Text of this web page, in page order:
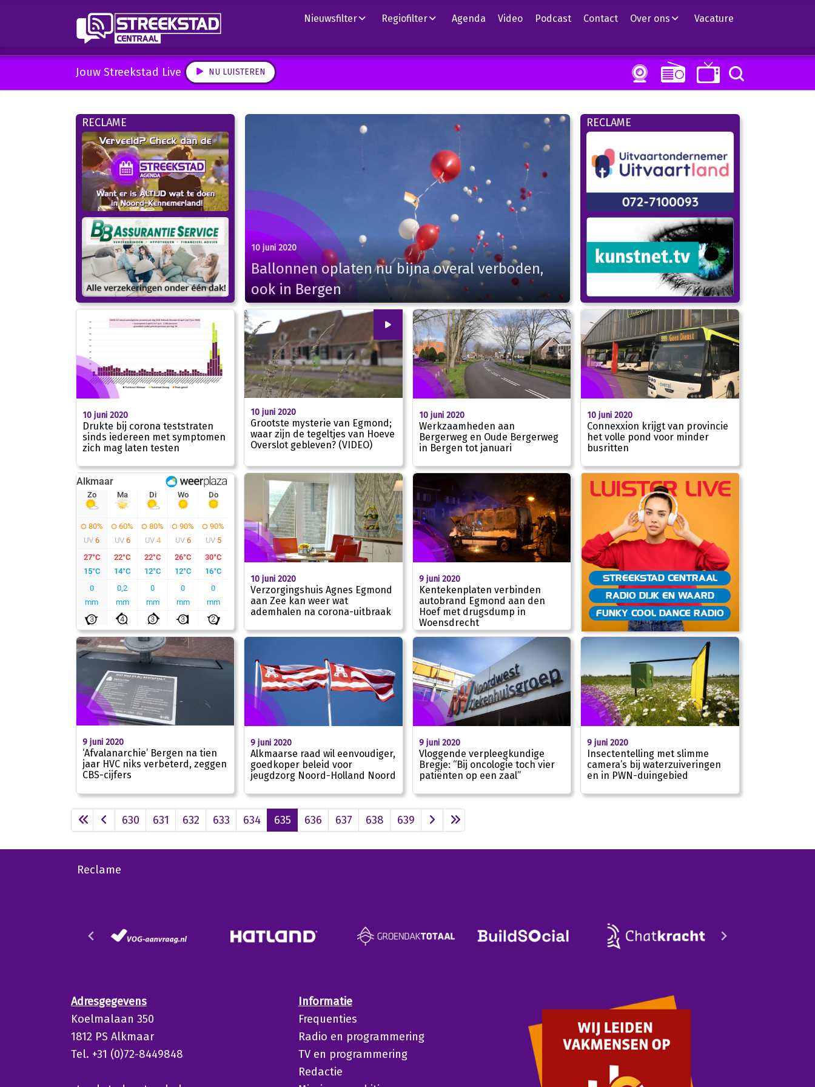
Nieuwsfilter Regiofilter Agenda Video Podcast Contact Over ons Vacature
Jouw Streekstad Live NU LUISTEREN
RECLAME
10 juni 2020
Ballonnen oplaten nu bijna overal verboden,
ook in Bergen
RECLAME
10 juni 2020
Drukte bij corona teststraten
sinds iedereen met symptomen
zich mag laten testen
10 juni 2020
Grootste mysterie van Egmond;
waar zijn de tegeltjes van Hoeve
Overslot gebleven? (VIDEO)
10 juni 2020
Werkzaamheden aan
Bergerweg en Oude Bergerweg
in Bergen tot januari
10 juni 2020
Connexxion krijgt van provincie
het volle pond voor minder
busritten
10 juni 2020
Verzorgingshuis Agnes Egmond
aan Zee kan weer wat
ademhalen na corona-uitbraak
9 juni 2020
Kentekenplaten verbinden
autobrand Egmond aan den
Hoef met drugsdump in
Woensdrecht
STREEKSTAD CENTRAAL
RADIO DIJK EN WAARD
FUNKY COOL DANCE RADIO
9 juni 2020
‘Afvalanarchie’ Bergen na tien
jaar HVC niks verbeterd, zeggen
CBS-cijfers
9 juni 2020
Alkmaarse raad wil eenvoudiger,
goedkoper beleid voor
jeugdzorg Noord-Holland Noord
9 juni 2020
Vloggende verpleegkundige
Bregje: “Bij oncologie toch vier
patiënten op een zaal”
9 juni 2020
Insectentelling met slimme
camera’s bij waterzuiveringen
en in PWN-duingebied
630 631 632 633 634 635 636 637 638 639
Reclame
Adresgegevens
Koelmalaan 350
1812 PS Alkmaar
Tel. +31 (0)72-8449848
Informatie
Frequenties
Radio en programmering
TV en programmering
Redactie